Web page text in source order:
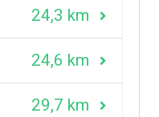
24,3 km
24,6 km
29,7 km